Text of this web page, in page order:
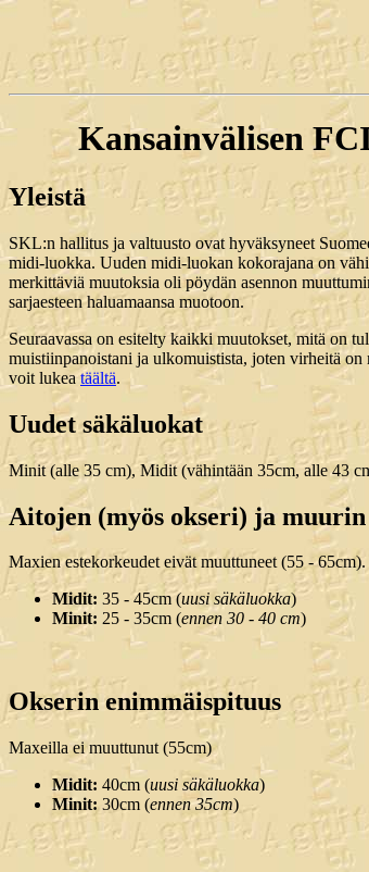
Kansainvälisen
Yleistä
SKL:n hallitus ja valtuusto ovat hyväksyneet
midi-luokka. Uuden midi-luokan kokorajana on
merkittäviä muutoksia oli pöydän asennon
sarjaesteen haluamaansa muotoon.
Seuraavassa on esitelty kaikki muutokset, mitä on
muistiinpanoistani ja ulkomuistista, joten virheitä on
voit lukeatäältä.
Uudet säkäluokat
Minit (alle 35 cm), Midit (vähintään 35cm, alle 43
Aitojen (myös okseri) ja
Maxien estekorkeudet eivät muuttuneet (55 - 65cm).
Midit: 35 - 45cm (uusi säkäluokka)
Minit: 25 - 35cm (ennen 30 - 40 cm)
Okserin enimmäispituus
Maxeilla ei muuttunut (55cm)
Midit: 40cm (uusi säkäluokka)
Minit: 30cm (ennen 35cm)